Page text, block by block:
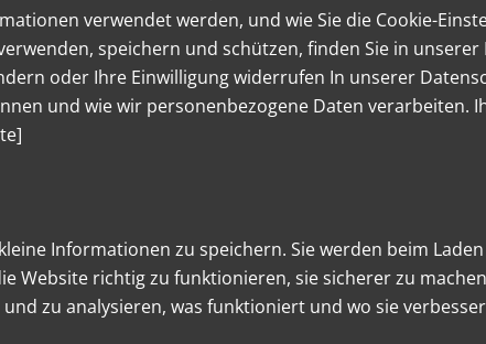
verwendet werden, und wie Sie die Cookie-
speichern und schützen, finden Sie in
oder Ihre Einwilligung widerrufen In unserer
und wie wir personenbezogene Daten verarbeiten.
Informationen zu speichern. Sie werden beim
Website richtig zu funktionieren, sie sicherer zu
zu analysieren, was funktioniert und wo sie